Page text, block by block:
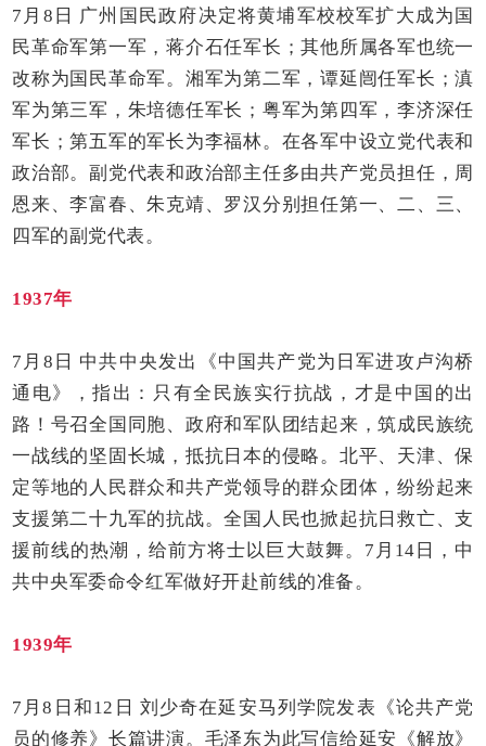
7月8日 广州国民政府决定将黄埔军校校军扩大成为国
民革命军第一军，蒋介石任军长；其他所属各军也统一
改称为国民革命军。湘军为第二军，谭延闿任军长；滇
军为第三军，朱培德任军长；粤军为第四军，李济深任
军长；第五军的军长为李福林。在各军中设立党代表和
政治部。副党代表和政治部主任多由共产党员担任，周
恩来、李富春、朱克靖、罗汉分别担任第一、二、三、
四军的副党代表。
1937年
7月8日 中共中央发出《中国共产党为日军进攻卢沟桥
通电》，指出：只有全民族实行抗战，才是中国的出
路！号召全国同胞、政府和军队团结起来，筑成民族统
一战线的坚固长城，抵抗日本的侵略。北平、天津、保
定等地的人民群众和共产党领导的群众团体，纷纷起来
支援第二十九军的抗战。全国人民也掀起抗日救亡、支
援前线的热潮，给前方将士以巨大鼓舞。7月14日，中
共中央军委命令红军做好开赴前线的准备。
1939年
7月8日和12日 刘少奇在延安马列学院发表《论共产党
员的修养》长篇讲演。毛泽东为此写信给延安《解放》